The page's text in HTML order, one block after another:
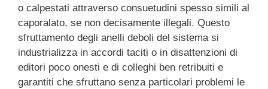
o calpestati attraverso consuetudini spesso simili al
caporalato, se non decisamente illegali. Questo
sfruttamento degli anelli deboli del sistema si
industrializza in accordi taciti o in disattenzioni di
editori poco onesti e di colleghi ben retribuiti e
garantiti che sfruttano senza particolari problemi le